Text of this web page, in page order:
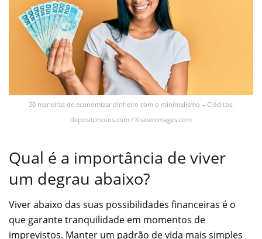
20 maneiras de economizar dinheiro com o minimalismo – Créditos:
depositphotos.com / Krakenimages.com
Qual é a importância de viver
um degrau abaixo?
Viver abaixo das suas possibilidades financeiras é o
que garante tranquilidade em momentos de
imprevistos. Manter um padrão de vida mais simples